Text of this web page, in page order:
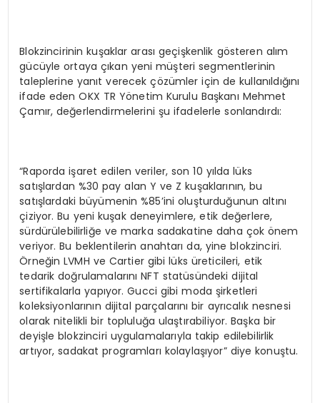
Blokzincirinin kuşaklar arası geçişkenlik gösteren alım
gücüyle ortaya çıkan yeni müşteri segmentlerinin
taleplerine yanıt verecek çözümler için de kullanıldığını
ifade eden OKX TR Yönetim Kurulu Başkanı Mehmet
Çamır, değerlendirmelerini şu ifadelerle sonlandırdı:
“Raporda işaret edilen veriler, son 10 yılda lüks
satışlardan %30 pay alan Y ve Z kuşaklarının, bu
satışlardaki büyümenin %85’ini oluşturduğunun altını
çiziyor. Bu yeni kuşak deneyimlere, etik değerlere,
sürdürülebilirliğe ve marka sadakatine daha çok önem
veriyor. Bu beklentilerin anahtarı da, yine blokzinciri.
Örneğin LVMH ve Cartier gibi lüks üreticileri, etik
tedarik doğrulamalarını NFT statüsündeki dijital
sertifikalarla yapıyor. Gucci gibi moda şirketleri
koleksiyonlarının dijital parçalarını bir ayrıcalık nesnesi
olarak nitelikli bir topluluğa ulaştırabiliyor. Başka bir
deyişle blokzinciri uygulamalarıyla takip edilebilirlik
artıyor, sadakat programları kolaylaşıyor” diye konuştu.